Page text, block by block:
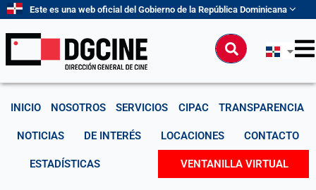
contenido
Este es una web oficial del Gobierno de la República Dominicana
Buscar
INICIO NOSOTROS SERVICIOS CIPAC TRANSPARENCIA
NOTICIAS DE INTERÉS LOCACIONES CONTACTO
ESTADÍSTICAS VENTANILLA VIRTUAL